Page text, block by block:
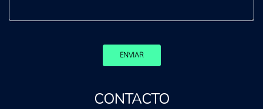
ENVIAR
CONTACTO